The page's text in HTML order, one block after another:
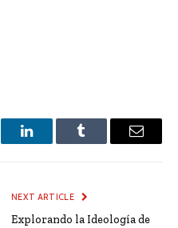
LinkedInTumblr Email
NEXT ARTICLE
Explorando la Ideología de